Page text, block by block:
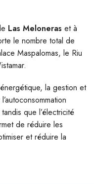
Las Meloneras et à
le nombre total de
Maspalomas, le Riu
la gestion et
que l’électricité
de réduire les
et réduire la